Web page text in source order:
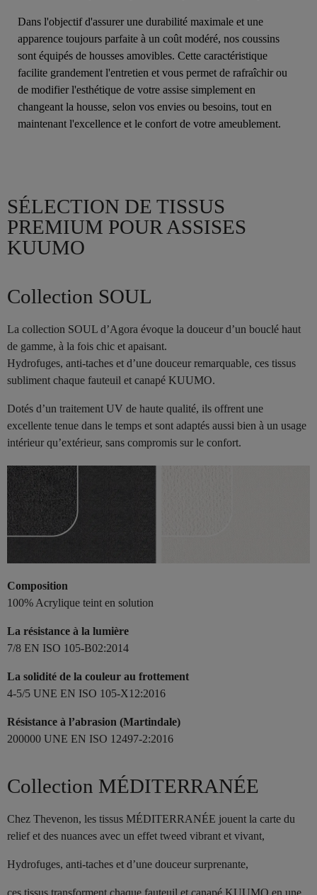
Dans l'objectif d'assurer une durabilité maximale et une
apparence toujours parfaite à un coût modéré, nos coussins
sont équipés de housses amovibles. Cette caractéristique
facilite grandement l'entretien et vous permet de rafraîchir ou
de modifier l'esthétique de votre assise simplement en
changeant la housse, selon vos envies ou besoins, tout en
maintenant l'excellence et le confort de votre ameublement.
SÉLECTION DE TISSUS
PREMIUM POUR ASSISES
KUUMO
Collection SOUL
La collection SOUL d’Agora évoque la douceur d’un bouclé haut
de gamme, à la fois chic et apaisant.
Hydrofuges, anti-taches et d’une douceur remarquable, ces tissus
subliment chaque fauteuil et canapé KUUMO.
Dotés d’un traitement UV de haute qualité, ils offrent une
excellente tenue dans le temps et sont adaptés aussi bien à un usage
intérieur qu’extérieur, sans compromis sur le confort.
Composition
100% Acrylique teint en solution
La résistance à la lumière
7/8 EN ISO 105-B02:2014
La solidité de la couleur au frottement
4-5/5 UNE EN ISO 105-X12:2016
Résistance à l’abrasion (Martindale)
200000 UNE EN ISO 12497-2:2016
Collection MÉDITERRANÉE
Chez Thevenon, les tissus MÉDITERRANÉE jouent la carte du
relief et des nuances avec un effet tweed vibrant et vivant,
Hydrofuges, anti-taches et d’une douceur surprenante,
ces tissus transforment chaque fauteuil et canapé KUUMO en une